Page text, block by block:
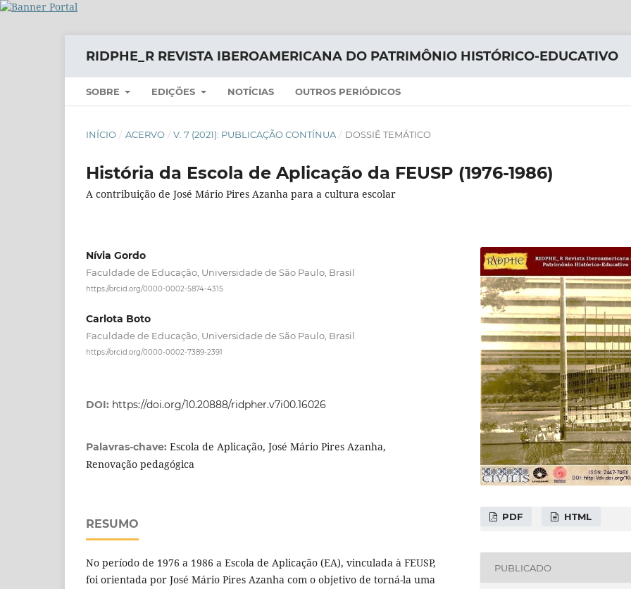
RIDPHE_R REVISTA IBEROAMERICANA DO PATRIMÔNIO HISTÓRICO-EDUCATIVO
SOBRE EDIÇÕES NOTÍCIAS OUTROS PERIÓDICOS
INÍCIO / ACERVO / V. 7 (2021): PUBLICAÇÃO CONTÍNUA / DOSSIÊ TEMÁTICO
História da Escola de Aplicação da FEUSP (1976-1986)
A contribuição de José Mário Pires Azanha para a cultura escolar
Nívia Gordo
Faculdade de Educação, Universidade de São Paulo, Brasil
https://orcid.org/0000-0002-5874-4315
Carlota Boto
Faculdade de Educação, Universidade de São Paulo, Brasil
https://orcid.org/0000-0002-7389-2391
DOI: https://doi.org/10.20888/ridpher.v7i00.16026
Palavras-chave: Escola de Aplicação, José Mário Pires Azanha,
Renovação pedagógica
RESUMO
No período de 1976 a 1986 a Escola de Aplicação (EA), vinculada à FEUSP,
foi orientada por José Mário Pires Azanha com o objetivo de torná-la uma
PDF HTML
PUBLICADO